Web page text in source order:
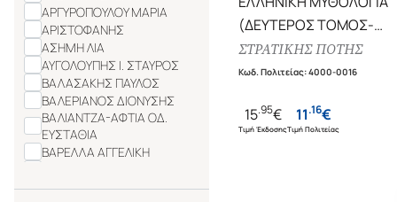
ΑΡΓΥΡΟΠΟΥΛΟΥ ΜΑΡΙΑ
ΑΡΙΣΤΟΦΑΝΗΣ
ΑΣΗΜΗ ΛΙΑ
ΑΥΓΟΛΟΥΠΗΣ Ι. ΣΤΑΥΡΟΣ
ΒΑΛΑΣΑΚΗΣ ΠΑΥΛΟΣ
ΒΑΛΕΡΙΑΝΟΣ ΔΙΟΝΥΣΗΣ
ΒΑΛΙΑΝΤΖΑ-ΑΦΤΙΑ ΟΔ.
ΕΥΣΤΑΘΙΑ
ΒΑΡΕΛΛΑ ΑΓΓΕΛΙΚΗ
ΒΑΣΙΛΕΙΑΔΟΥ ΘΕΑΝΩ
(ΔΕΥΤΕΡΟΣ ΤΟΜΟΣ-
ΣΚΛΗΡΟΔΕΤΗ ΕΚΔΟΣΗ)
Η ΕΛΛΑΔΑ ΤΩΝ ΘΡΥΛΩΝ
ΣΤΡΑΤΙΚΗΣ ΠΟΤΗΣ
Κωδ. Πολιτείας:4000-0016
15.95€
Τιμή Έκδοσης
11.16€
Τιμή Πολιτείας